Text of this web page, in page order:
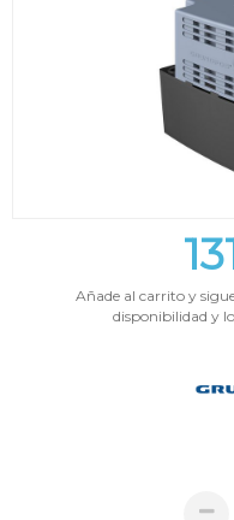
Añade al carrito y
disponibilidad y